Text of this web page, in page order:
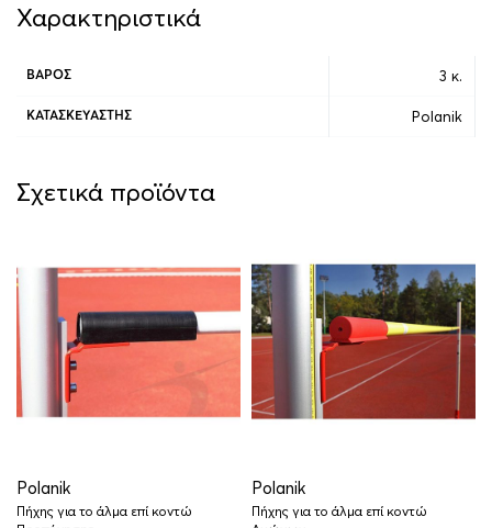
Χαρακτηριστικά
ΒΆΡΟΣ 3 κ.
ΚΑΤΑΣΚΕΥΑΣΤΉΣ Polanik
Σχετικά προϊόντα
Polanik
Πήχης για το άλμα επί κοντώ
Polanik
Πήχης για το άλμα επί κοντώ